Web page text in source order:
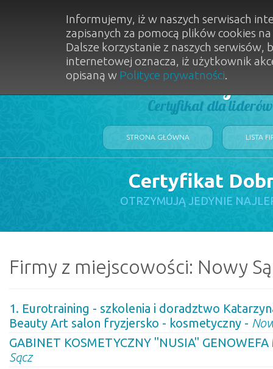
Dobry
Certyfikat dla
STRONA GŁÓWNA LISTA
Certyfikat
OTRZYMUJĄ JEDYNIE
Firmy z miejscowości: Nowy
1. Eurotraining - szkolenia i doradztwo
Beauty Art salon fryzjersko - kosmetyczny -
GABINET KOSMETYCZNY "NUSIA"
Sącz
Informujemy, iż w naszych serwisach
zapisanych za pomocą plików cookies
Dalsze korzystanie z naszych
internetowej oznacza, iż użytkownik
opisaną w Polityce prywatności.